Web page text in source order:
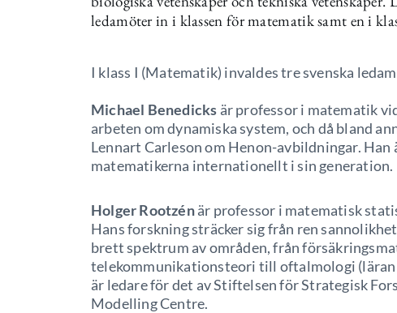
ledamöter in i klassen för matematik samt en i
I klass I (Matematik) invaldes tre svenska
Michael Benedicks är professor i matematik
arbeten om dynamiska system, och då bland
Lennart Carleson om Henon-avbildningar. Han
matematikerna internationellt i sin generation.
Holger Rootzénär professor i matematisk
Hans forskning sträcker sig från ren
brett spektrum av områden, från
telekommunikationsteori till oftalmologi (läran
är ledare för det av Stiftelsen för Strategisk
Modelling Centre.